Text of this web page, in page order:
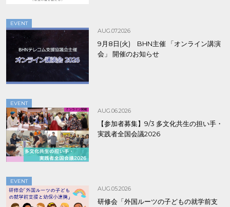
EVENT
AUG.07.2026
9月8日(火) BHN主催 「オンライン講演
会」 開催のお知らせ
EVENT
AUG.06.2026
【参加者募集】9/3 多文化共生の担い手・
実践者全国会議2026
EVENT
AUG.05.2026
研修会「外国ルーツの子どもの就学前支